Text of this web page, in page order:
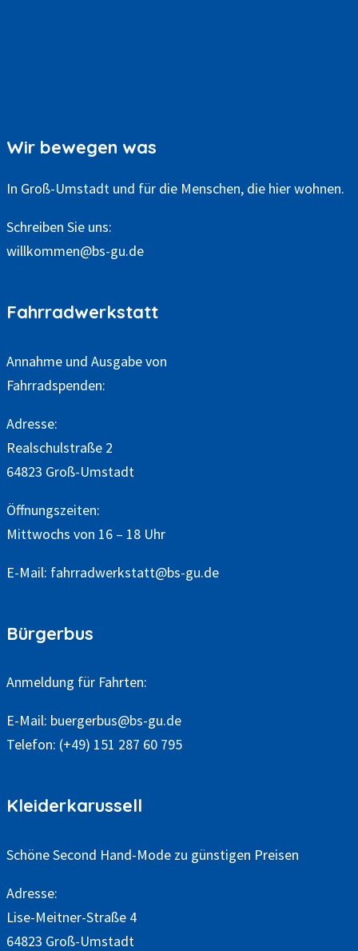
v
Wir bewegen was
In Groß-Umstadt und für die Menschen, die hier wohnen.
Schreiben Sie uns:
willkommen@bs-gu.de
Fahrradwerkstatt
Annahme und Ausgabe von
Fahrradspenden:
Adresse:
Realschulstraße 2
64823 Groß-Umstadt
Öffnungszeiten:
Mittwochs von 16 – 18 Uhr
E-Mail: fahrradwerkstatt@bs-gu.de
Bürgerbus
Anmeldung für Fahrten:
E-Mail: buergerbus@bs-gu.de
Telefon: (+49) 151 287 60 795
Kleiderkarussell
Schöne Second Hand-Mode zu günstigen Preisen
Adresse:
Lise-Meitner-Straße 4
64823 Groß-Umstadt